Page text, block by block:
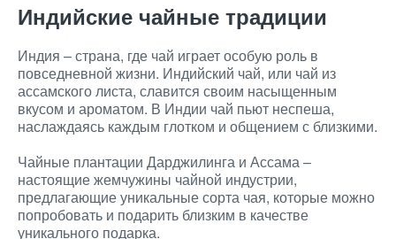
Индийские чайные традиции
Индия – страна, где чай играет особую роль в
повседневной жизни. Индийский чай, или чай из
ассамского листа, славится своим насыщенным
вкусом и ароматом. В Индии чай пьют неспеша,
наслаждаясь каждым глотком и общением с близкими.
Чайные плантации Дарджилинга и Ассама –
настоящие жемчужины чайной индустрии,
предлагающие уникальные сорта чая, которые можно
попробовать и подарить близким в качестве
уникального подарка.